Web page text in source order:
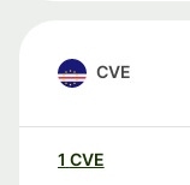
CVE
1 CVE